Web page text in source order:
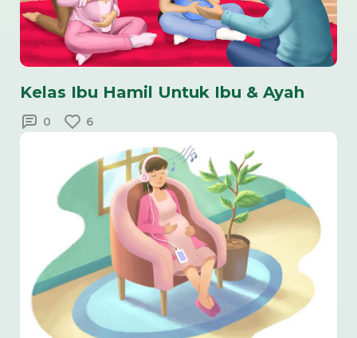
Kelas Ibu Hamil Untuk Ibu & Ayah
0 6